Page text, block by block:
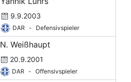
9.9.2003
DAR - Defensivspieler
N. Weißhaupt
20.9.2001
DAR - Offensivspieler